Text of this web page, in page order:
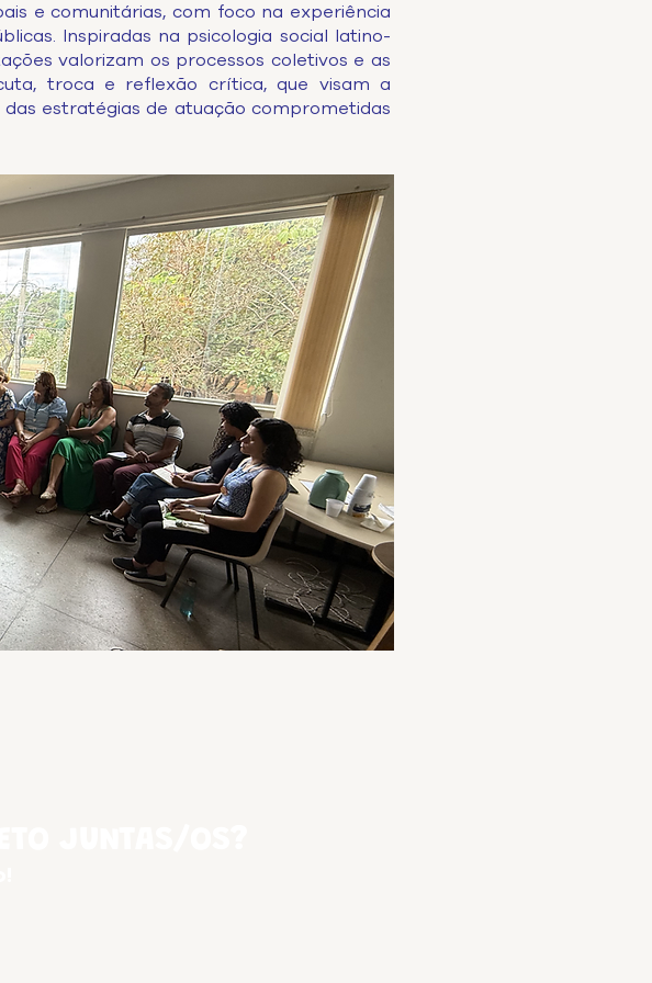
e comunitárias, com foco na experiência
Inspiradas na psicologia social latino-
valorizam os processos coletivos e as
troca e reflexão crítica, que visam a
estratégias de atuação comprometidas